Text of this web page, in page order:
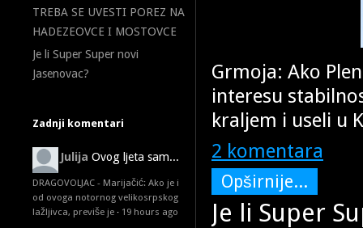
TREBA SE UVESTI POREZ NA
HADEZEOVCE I MOSTOVCE
Je li Super Super novi
Jasenovac?
Zadnji komentari
Julija Ovog ljeta sam...
DRAGOVOLJAC - Marijačić: Ako je i
od ovoga notornog velikosrpskog
lažljivca, previše je · 19 hours ago
Grmoja: Ako
interesu
kraljem i useli u
2 komentara
Opširnije...
Je li Super